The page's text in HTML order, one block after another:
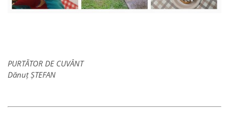
PURTĂTOR DE CUVÂNT
Dănuț ȘTEFAN